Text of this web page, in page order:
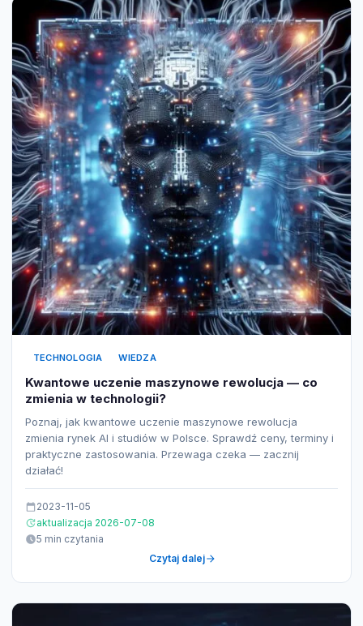
TECHNOLOGIA WIEDZA
Kwantowe uczenie maszynowe rewolucja — co
zmienia w technologii?
Poznaj, jak kwantowe uczenie maszynowe rewolucja
zmienia rynek AI i studiów w Polsce. Sprawdź ceny, terminy i
praktyczne zastosowania. Przewaga czeka — zacznij
działać!
2023-11-05
aktualizacja 2026-07-08
5 min czytania
Czytaj dalej